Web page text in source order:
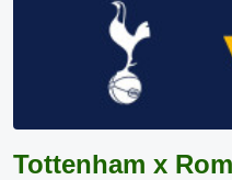
Tottenham x